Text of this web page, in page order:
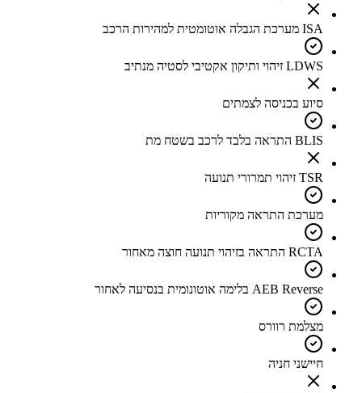
ISA מערכת הגבלה אוטומטית למהירות הרכב
LDWS זיהוי ותיקון אקטיבי לסטיה מנתיב
סיוע בכניסה לצמתים
BLIS התראה בלבד לרכב בשטח מת
TSR זיהוי תמרורי תנועה
מערכת התראה מקוריות
RCTA התראה בזיהוי תנועה חוצה מאחור
AEB Reverse בלימה אוטונומית בנסיעה לאחור
מצלמת רוורס
חיישני חניה